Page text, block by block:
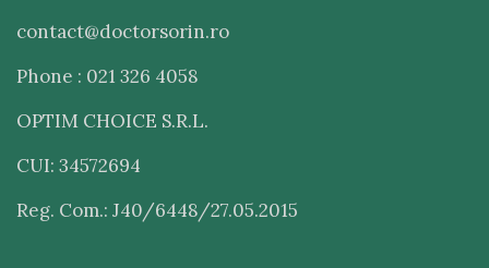
contact@doctorsorin.ro
Phone : 021 326 4058
OPTIM CHOICE S.R.L.
CUI: 34572694
Reg. Com.: J40/6448/27.05.2015